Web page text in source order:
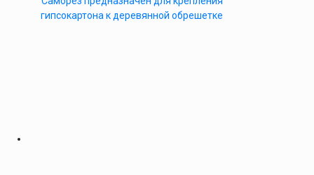
гипсокартона к деревянной обрешетке